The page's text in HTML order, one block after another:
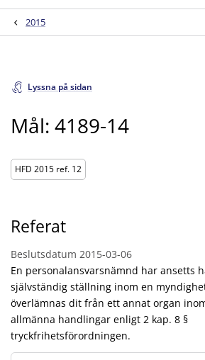
2015
Lyssna på sidan
Mål: 4189-14
HFD 2015 ref. 12
Referat
Beslutsdatum 2015-03-06
En personalansvarsnämnd har ansetts
självständig ställning inom en
överlämnas dit från ett annat organ
allmänna handlingar enligt 2 kap. 8 §
tryckfrihetsförordningen.